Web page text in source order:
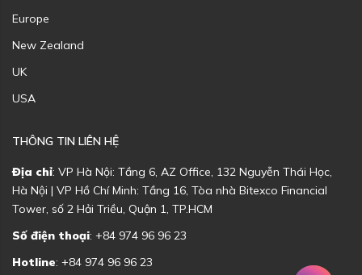
Europe
New Zealand
UK
USA
THÔNG TIN LIÊN HỆ
Địa chỉ: VP Hà Nội: Tầng 6, AZ Office, 132 Nguyễn Thái Học,
Hà Nội | VP Hồ Chí Minh: Tầng 16, Tòa nhà Bitexco Financial
Tower, số 2 Hải Triều, Quận 1, TP.HCM
Số điện thoại: +84 974 96 96 23
Hotline: +84 974 96 96 23